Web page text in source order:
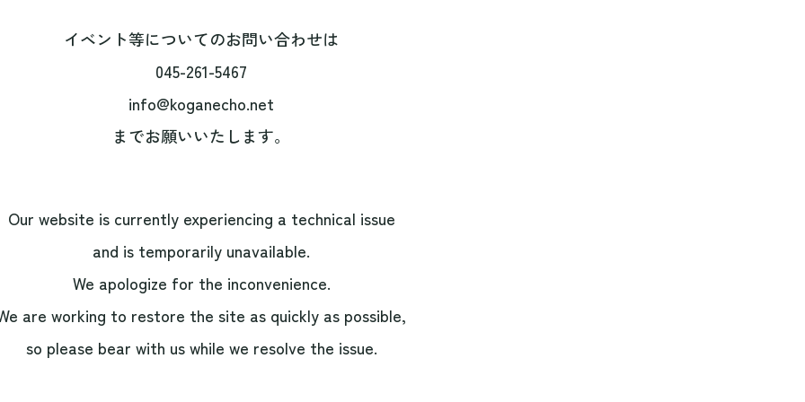
イベント等についてのお問い合わせは
045-261-5467
info@koganecho.net
までお願いいたします。
Our website is currently experiencing a technical issue
and is temporarily unavailable.
We apologize for the inconvenience.
are working to restore the site as quickly as possible,
so please bear with us while we resolve the issue.